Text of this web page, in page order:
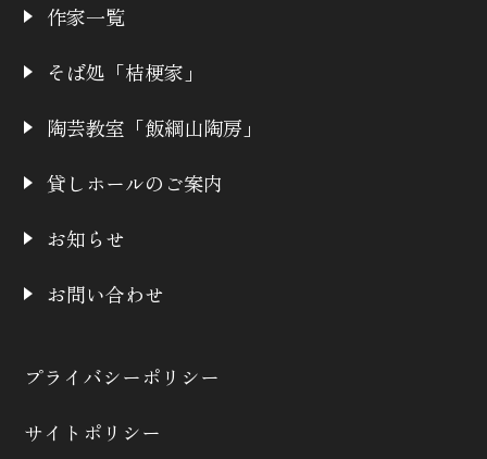
作家一覧
そば処「桔梗家」
陶芸教室「飯綱山陶房」
貸しホールのご案内
お知らせ
お問い合わせ
プライバシーポリシー
サイトポリシー